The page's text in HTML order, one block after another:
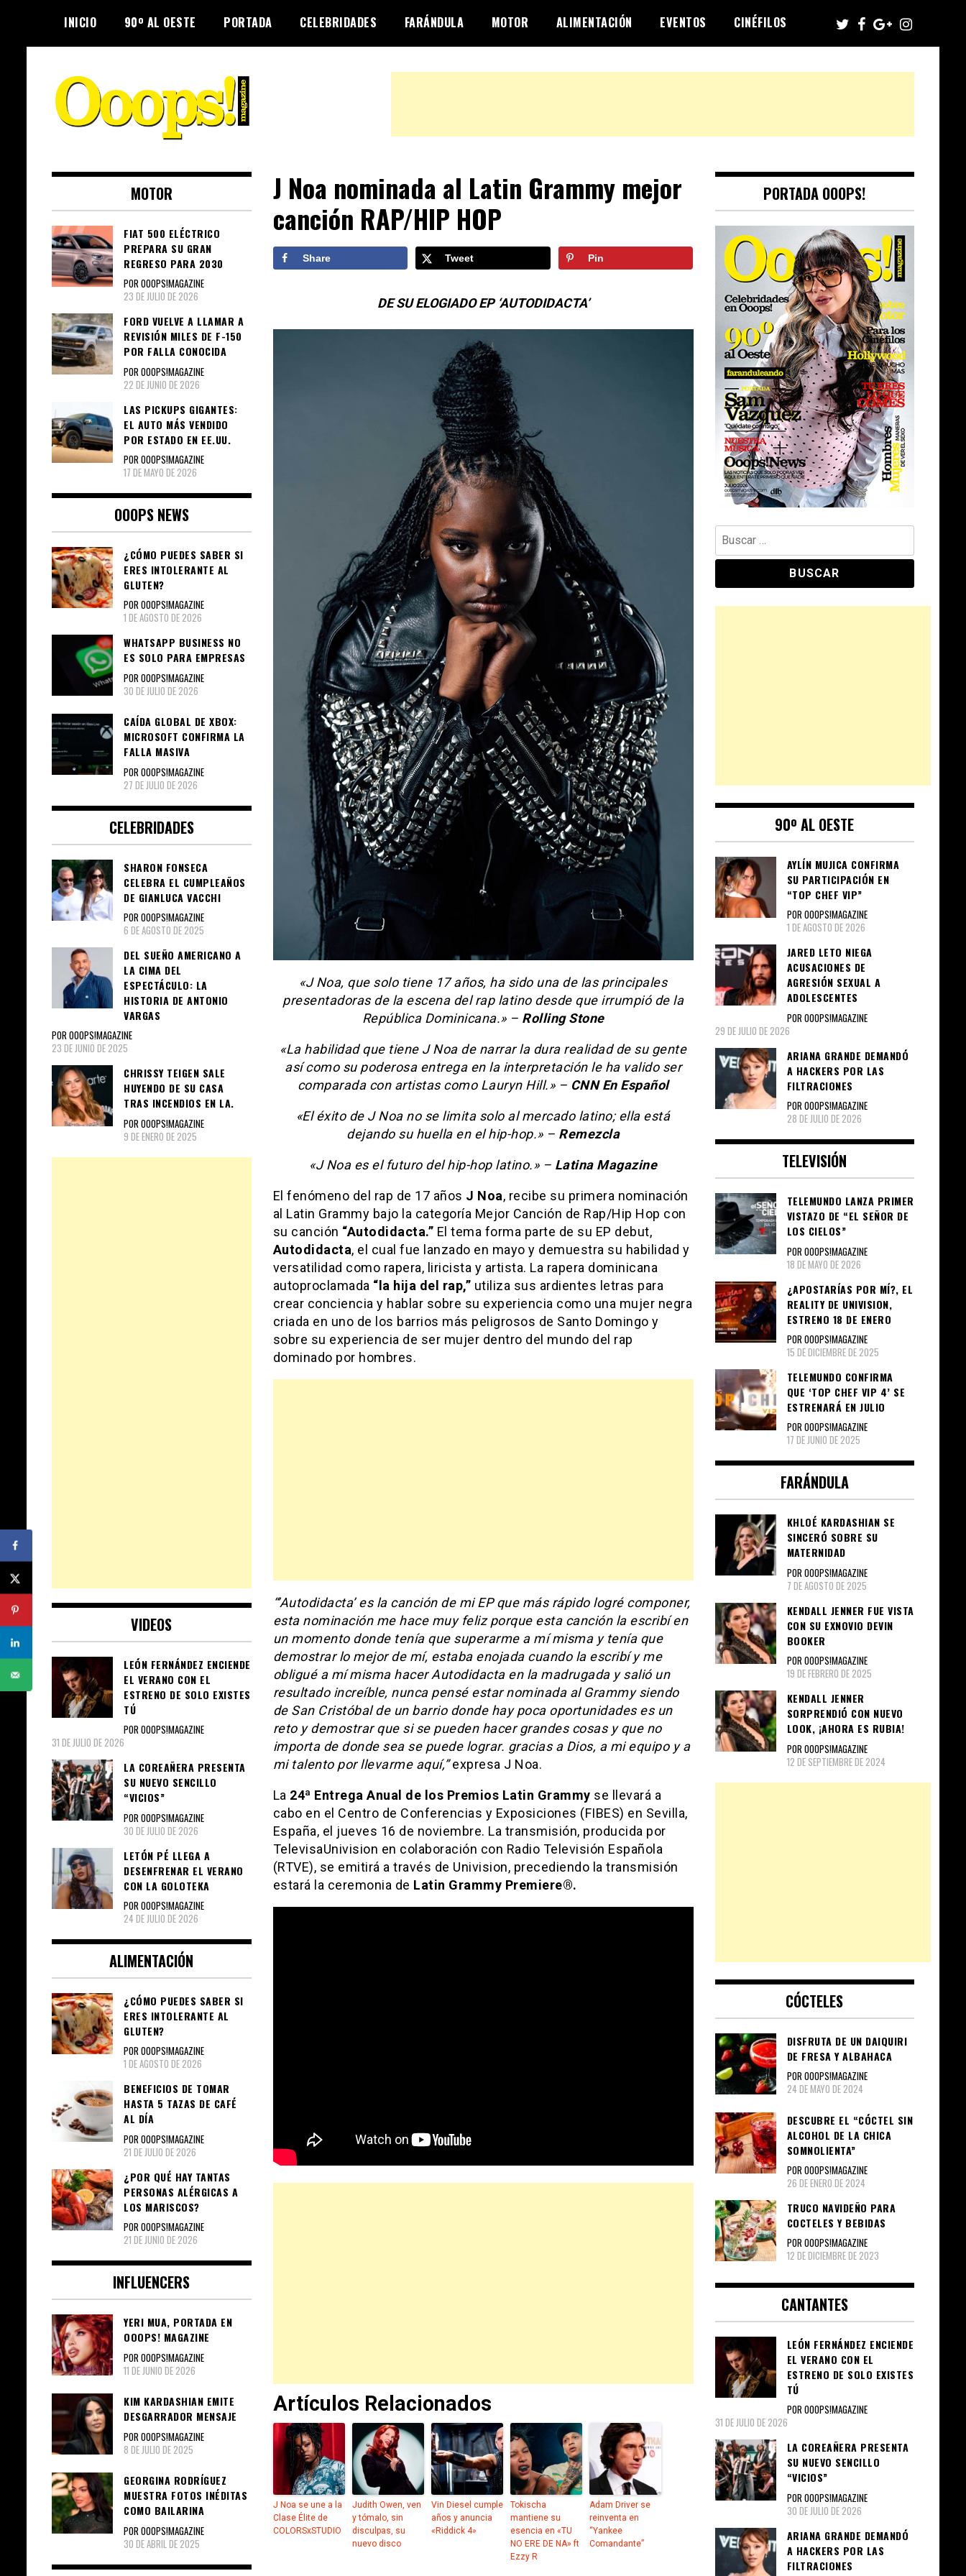
content
INICIO 90º AL OESTE PORTADA CELEBRIDADES FARÁNDULA MOTOR ALIMENTACIÓN EVENTOS CINÉFILOS
Ooops! Magazine
El magazine para estar al tanto de
las celebridades que sigues, todo
a tu alcance en un mismo lugar.
Grupo Leferas™
J Noa nominada al Latin Grammy mejor
canción RAP/HIP HOP
Share Tweet Pin
DE SU ELOGIADO EP ‘AUTODIDACTA’
«J Noa, que solo tiene 17 años, ha sido una de las principales
presentadoras de la escena del rap latino desde que irrumpió de la
República Dominicana.» – Rolling Stone
«La habilidad que tiene J Noa de narrar la dura realidad de su gente
así como su poderosa entrega en la interpretación le ha valido ser
comparada con artistas como Lauryn Hill.» – CNN En Español
«El éxito de J Noa no se limita solo al mercado latino; ella está
dejando su huella en el hip-hop.» – Remezcla
«J Noa es el futuro del hip-hop latino.» – Latina Magazine
El fenómeno del rap de 17 años J Noa, recibe su primera nominación
al Latin Grammy bajo la categoría Mejor Canción de Rap/Hip Hop con
su canción “Autodidacta.” El tema forma parte de su EP debut,
Autodidacta, el cual fue lanzado en mayo y demuestra su habilidad y
versatilidad como rapera, liricista y artista. La rapera dominicana
autoproclamada “la hija del rap,” utiliza sus ardientes letras para
crear conciencia y hablar sobre su experiencia como una mujer negra
criada en uno de los barrios más peligrosos de Santo Domingo y
sobre su experiencia de ser mujer dentro del mundo del rap
dominado por hombres.
“’Autodidacta’ es la canción de mi EP que más rápido logré componer,
esta nominación me hace muy feliz porque esta canción la escribí en
un momento donde tenía que superarme a mí misma y tenía que
demostrar lo mejor de mí, estaba enojada cuando la escribí y me
obligué a mí misma hacer Autodidacta en la madrugada y salió un
resultado increíble, nunca pensé estar nominada al Grammy siendo
de San Cristóbal de un barrio donde hay poca oportunidades es un
reto y demostrar que si se pueden hacer grandes cosas y que no
importa de donde sea se puede lograr. gracias a Dios, a mi equipo y a
mi talento por llevarme aquí,”expresa J Noa.
La 24ª Entrega Anual de los Premios Latin Grammy se llevará a
cabo en el Centro de Conferencias y Exposiciones (FIBES) en Sevilla,
España, el jueves 16 de noviembre. La transmisión, producida por
TelevisaUnivision en colaboración con Radio Televisión Española
(RTVE), se emitirá a través de Univision, precediendo la transmisión
estará la ceremonia de Latin Grammy Premiere®.
Artículos Relacionados
J Noa se une a la
Clase Élite de
COLORSxSTUDIO
Judith Owen, ven
y tómalo, sin
disculpas, su
nuevo disco
Vin Diesel cumple
años y anuncia
«Riddick 4»
Tokischa
mantiene su
esencia en «TU
NO ERE DE NA» ft
Ezzy R
Adam Driver se
reinventa en
“Yankee
Comandante”
MOTOR
FIAT 500 ELÉCTRICO
PREPARA SU GRAN
REGRESO PARA 2030
POR OOOPS!MAGAZINE
23 DE JULIO DE 2026
FORD VUELVE A LLAMAR A
REVISIÓN MILES DE F-150
POR FALLA CONOCIDA
POR OOOPS!MAGAZINE
22 DE JUNIO DE 2026
LAS PICKUPS GIGANTES:
EL AUTO MÁS VENDIDO
POR ESTADO EN EE.UU.
POR OOOPS!MAGAZINE
17 DE MAYO DE 2026
OOOPS NEWS
¿CÓMO PUEDES SABER SI
ERES INTOLERANTE AL
GLUTEN?
POR OOOPS!MAGAZINE
1 DE AGOSTO DE 2026
WHATSAPP BUSINESS NO
ES SOLO PARA EMPRESAS
POR OOOPS!MAGAZINE
30 DE JULIO DE 2026
CAÍDA GLOBAL DE XBOX:
MICROSOFT CONFIRMA LA
FALLA MASIVA
POR OOOPS!MAGAZINE
27 DE JULIO DE 2026
CELEBRIDADES
SHARON FONSECA
CELEBRA EL CUMPLEAÑOS
DE GIANLUCA VACCHI
POR OOOPS!MAGAZINE
6 DE AGOSTO DE 2025
DEL SUEÑO AMERICANO A
LA CIMA DEL
ESPECTÁCULO: LA
HISTORIA DE ANTONIO
VARGAS
POR OOOPS!MAGAZINE
23 DE JUNIO DE 2025
CHRISSY TEIGEN SALE
HUYENDO DE SU CASA
TRAS INCENDIOS EN LA.
POR OOOPS!MAGAZINE
9 DE ENERO DE 2025
VIDEOS
LEÓN FERNÁNDEZ ENCIENDE
EL VERANO CON EL
ESTRENO DE SOLO EXISTES
TÚ
POR OOOPS!MAGAZINE
31 DE JULIO DE 2026
LA COREAÑERA PRESENTA
SU NUEVO SENCILLO
“VICIOS”
POR OOOPS!MAGAZINE
30 DE JULIO DE 2026
LETÓN PÉ LLEGA A
DESENFRENAR EL VERANO
CON LA GOLOTEKA
POR OOOPS!MAGAZINE
24 DE JULIO DE 2026
ALIMENTACIÓN
¿CÓMO PUEDES SABER SI
ERES INTOLERANTE AL
GLUTEN?
POR OOOPS!MAGAZINE
1 DE AGOSTO DE 2026
BENEFICIOS DE TOMAR
HASTA 5 TAZAS DE CAFÉ
AL DÍA
POR OOOPS!MAGAZINE
21 DE JULIO DE 2026
¿POR QUÉ HAY TANTAS
PERSONAS ALÉRGICAS A
LOS MARISCOS?
POR OOOPS!MAGAZINE
21 DE JUNIO DE 2026
INFLUENCERS
YERI MUA, PORTADA EN
OOOPS! MAGAZINE
POR OOOPS!MAGAZINE
11 DE JUNIO DE 2026
KIM KARDASHIAN EMITE
DESGARRADOR MENSAJE
POR OOOPS!MAGAZINE
8 DE JULIO DE 2025
GEORGINA RODRÍGUEZ
MUESTRA FOTOS INÉDITAS
COMO BAILARINA
POR OOOPS!MAGAZINE
30 DE ABRIL DE 2025
PORTADA OOOPS!
Buscar:
90º AL OESTE
AYLÍN MUJICA CONFIRMA
SU PARTICIPACIÓN EN
“TOP CHEF VIP”
POR OOOPS!MAGAZINE
1 DE AGOSTO DE 2026
JARED LETO NIEGA
ACUSACIONES DE
AGRESIÓN SEXUAL A
ADOLESCENTES
POR OOOPS!MAGAZINE
29 DE JULIO DE 2026
ARIANA GRANDE DEMANDÓ
A HACKERS POR LAS
FILTRACIONES
POR OOOPS!MAGAZINE
28 DE JULIO DE 2026
TELEVISIÓN
TELEMUNDO LANZA PRIMER
VISTAZO DE “EL SEÑOR DE
LOS CIELOS”
POR OOOPS!MAGAZINE
18 DE MAYO DE 2026
¿APOSTARÍAS POR MÍ?, EL
REALITY DE UNIVISION,
ESTRENO 18 DE ENERO
POR OOOPS!MAGAZINE
15 DE DICIEMBRE DE 2025
TELEMUNDO CONFIRMA
QUE ‘TOP CHEF VIP 4’ SE
ESTRENARÁ EN JULIO
POR OOOPS!MAGAZINE
17 DE JUNIO DE 2025
FARÁNDULA
KHLOÉ KARDASHIAN SE
SINCERÓ SOBRE SU
MATERNIDAD
POR OOOPS!MAGAZINE
7 DE AGOSTO DE 2025
KENDALL JENNER FUE VISTA
CON SU EXNOVIO DEVIN
BOOKER
POR OOOPS!MAGAZINE
19 DE FEBRERO DE 2025
KENDALL JENNER
SORPRENDIÓ CON NUEVO
LOOK, ¡AHORA ES RUBIA!
POR OOOPS!MAGAZINE
12 DE SEPTIEMBRE DE 2024
CÓCTELES
DISFRUTA DE UN DAIQUIRI
DE FRESA Y ALBAHACA
POR OOOPS!MAGAZINE
24 DE MAYO DE 2024
DESCUBRE EL “CÓCTEL SIN
ALCOHOL DE LA CHICA
SOMNOLIENTA”
POR OOOPS!MAGAZINE
26 DE ENERO DE 2024
TRUCO NAVIDEÑO PARA
COCTELES Y BEBIDAS
POR OOOPS!MAGAZINE
12 DE DICIEMBRE DE 2023
CANTANTES
LEÓN FERNÁNDEZ ENCIENDE
EL VERANO CON EL
ESTRENO DE SOLO EXISTES
TÚ
POR OOOPS!MAGAZINE
31 DE JULIO DE 2026
LA COREAÑERA PRESENTA
SU NUEVO SENCILLO
“VICIOS”
POR OOOPS!MAGAZINE
30 DE JULIO DE 2026
ARIANA GRANDE DEMANDÓ
A HACKERS POR LAS
FILTRACIONES